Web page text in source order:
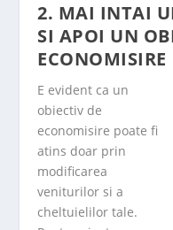
2. MAI INTAI
SI APOI UN
ECONOMISIRE
E evident ca un
obiectiv de
economisire poate fi
atins doar prin
modificarea
veniturilor si a
cheltuielilor tale.